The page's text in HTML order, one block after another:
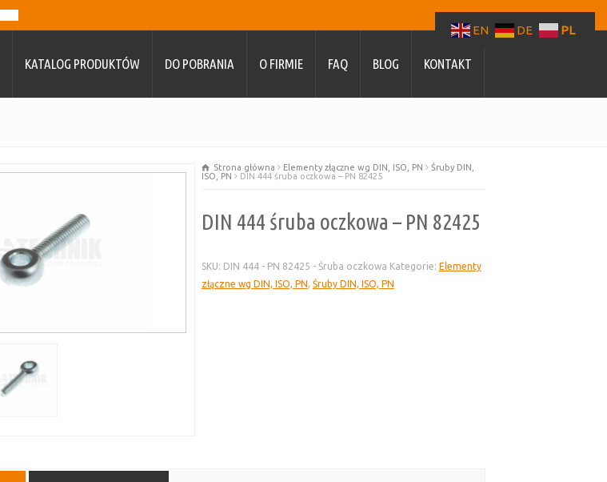
KATALOG PRODUKTÓW DO POBRANIA O FIRMIE FAQ BLOG KONTAKT
Strona główna Elementy złączne wg DIN, ISO, PN
Śruby DIN,
ISO, PN
DIN 444 śruba oczkowa – PN 82425
DIN 444 śruba oczkowa – PN 82425
SKU: DIN 444 - PN 82425 - Śruba oczkowa Kategorie: Elementy
złączne wg DIN, ISO, PN, Śruby DIN, ISO, PN
EN DE PL